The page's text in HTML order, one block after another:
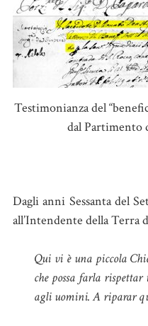
Testimonianza del
dal Partimento
Dagli anni Sessanta del
all’Intendente della Terra
Qui vi è una piccola
che possa farla
agli uomini. A riparar